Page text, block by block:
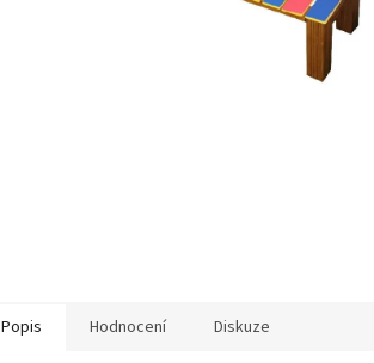
Popis Hodnocení Diskuze